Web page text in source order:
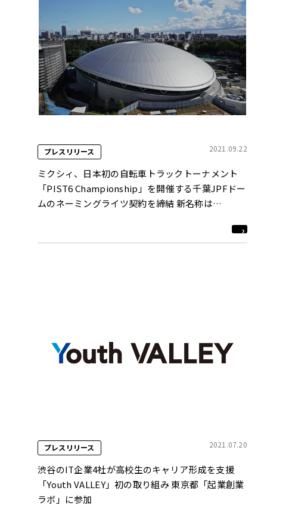
プレスリリース 2021.09.22
ミクシィ、日本初の自転車トラックトーナメント
「PIST6 Championship」を開催する千葉JPFドー
ムのネーミングライツ契約を締結 新名称は
プレスリリース 2021.07.20
渋谷のIT企業4社が高校生のキャリア形成を支援
「Youth VALLEY」初の取り組み 東京都「起業創業
ラボ」に参加